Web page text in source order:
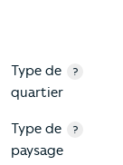
Type de
quartier
?
Type de
paysage
?